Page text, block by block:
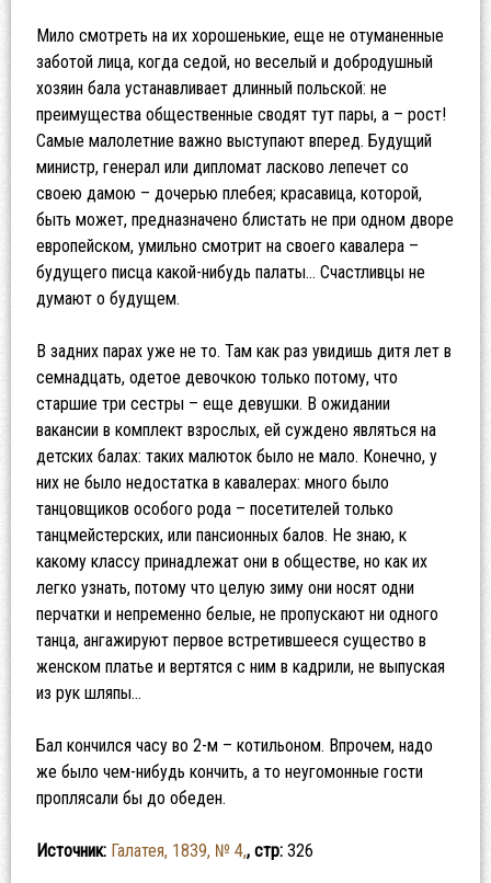
Мило смотреть на их хорошенькие, еще не отуманенные
заботой лица, когда седой, но веселый и добродушный
хозяин бала устанавливает длинный польской: не
преимущества общественные сводят тут пары, а – рост!
Самые малолетние важно выступают вперед. Будущий
министр, генерал или дипломат ласково лепечет со
своею дамою – дочерью плебея; красавица, которой,
быть может, предназначено блистать не при одном дворе
европейском, умильно смотрит на своего кавалера –
будущего писца какой-нибудь палаты… Счастливцы не
думают о будущем.
В задних парах уже не то. Там как раз увидишь дитя лет в
семнадцать, одетое девочкою только потому, что
старшие три сестры – еще девушки. В ожидании
вакансии в комплект взрослых, ей суждено являться на
детских балах: таких малюток было не мало. Конечно, у
них не было недостатка в кавалерах: много было
танцовщиков особого рода – посетителей только
танцмейстерских, или пансионных балов. Не знаю, к
какому классу принадлежат они в обществе, но как их
легко узнать, потому что целую зиму они носят одни
перчатки и непременно белые, не пропускают ни одного
танца, ангажируют первое встретившееся существо в
женском платье и вертятся с ним в кадрили, не выпуская
из рук шляпы…
Бал кончился часу во 2-м – котильоном. Впрочем, надо
же было чем-нибудь кончить, а то неугомонные гости
проплясали бы до обеден.
Источник: Галатея, 1839, № 4,, стр: 326